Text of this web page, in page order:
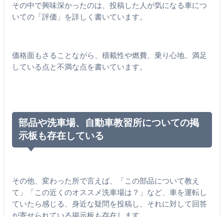
その中で興味深かったのは、投稿した人が気になる車につ
いての「評価」を詳しく書いています。
価格面もさることながら、積載性や燃費、乗り心地、満足
している点と不満な点を書いています。
部品や洗車場、自動車教習所についての掲
示板も存在している
その他、変わった所で言えば、「この部品について教え
て」「この近くのオススメ洗車場は？」など、車を運転し
ていたら感じる、身近な疑問を投稿し、それに対して回答
が寄せられている掲示板も存在します。